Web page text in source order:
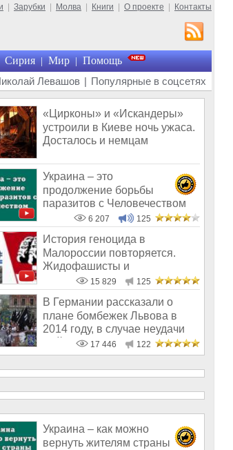
Зарубки Молва Книги О проекте Контакты
Сирия | Мир | Помощь
Левашов | Популярные в соцсетях
«Цирконы» и «Искандеры»
устроили в Киеве ночь ужаса.
Досталось и немцам
Украина – это
продолжение борьбы
паразитов с Человечеством
6 207 125
История геноцида в
Малороссии повторяется.
Жидофашисты и
жидокоммунисты снова во вл
15 829 125
В Германии рассказали о
плане бомбежек Львова в
2014 году, в случае неудачи
майдана 17 446 122
Украина – как можно
вернуть жителям страны